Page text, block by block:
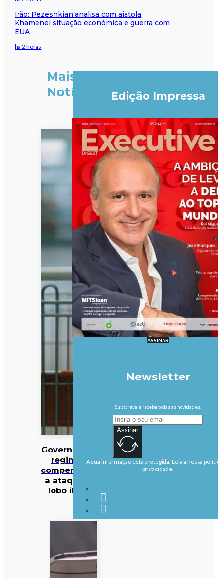
Irão: Pezeshkian analisa com aiatola
Khamenei situação económica e guerra com
EUA
há 2 horas
Mais
Notícias
Governo altera
regime de
compensações
a ataques de
lobo ibérico
Edição Impressa
ASSINAR
Newsletter
Subscreva e receba todas as novidades.
Assinar
A sua informação está protegida. Leia a nossa
privacidade.